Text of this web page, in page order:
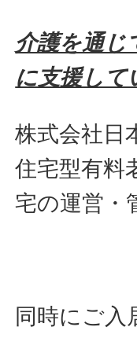
介護を通じ
に支援して
株式会社日
住宅型有料
宅の運営・
同時にご入